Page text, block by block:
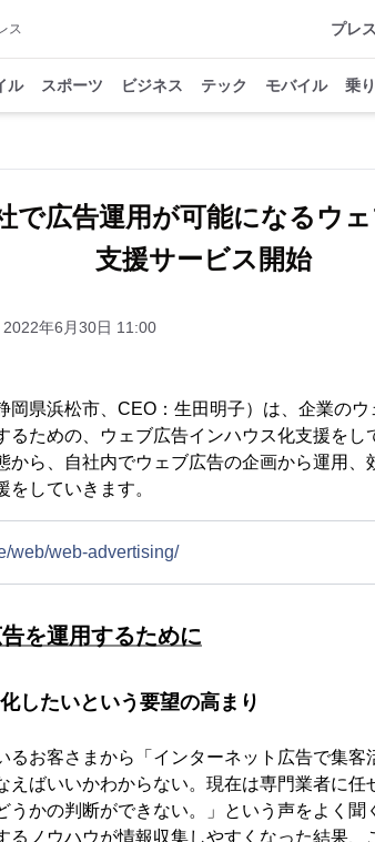
ス プレ
ル スポーツ ビジネス テック モバイル 乗
で広告運用が可能になるウ
支援サービス開始
2022年6月30日 11:00
岡県浜松市、CEO：生田明子）は、企業の
るための、ウェブ広告インハウス化支援をし
から、自社内でウェブ広告の企画から運用、
していきます。
web/web-advertising/
を運用するために
したいという要望の高まり
るお客さまから「インターネット広告で集客
えばいいかわからない。現在は専門業者に
かの判断ができない。」という声をよく聞
るノウハウが情報収集しやすくなった結果、